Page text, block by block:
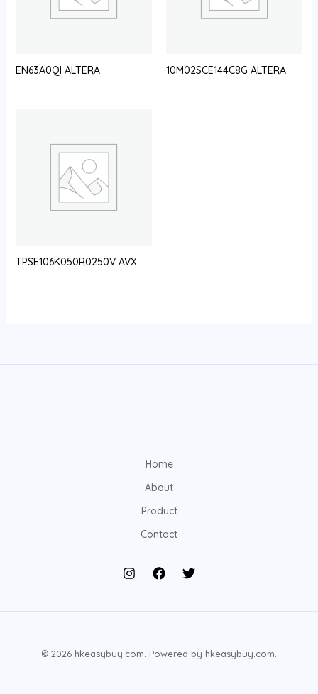
EN63A0QI ALTERA 10M02SCE144C8G ALTERA
TPSE106K050R0250V AVX
Home
About
Product
Contact
© 2026 hkeasybuy.com. Powered by hkeasybuy.com.